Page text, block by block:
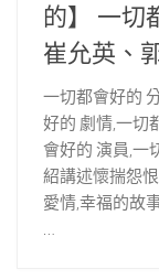
的】 一切
崔允英、
一切都會好的
好的 劇情,一切
會好的 演員,一
紹講述懷揣怨
愛情,幸福的故
…